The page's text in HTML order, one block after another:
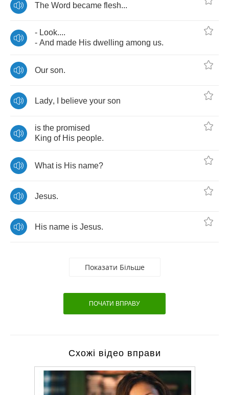
The Word became flesh...
- Look....
- And made His dwelling among us.
Our son.
Lady, believe your son
is the promised
King of His people.
What is His name?
Jesus.
His name is Jesus.
Показати Більше
ПОЧАТИ ВПРАВУ
Схожі відео вправи